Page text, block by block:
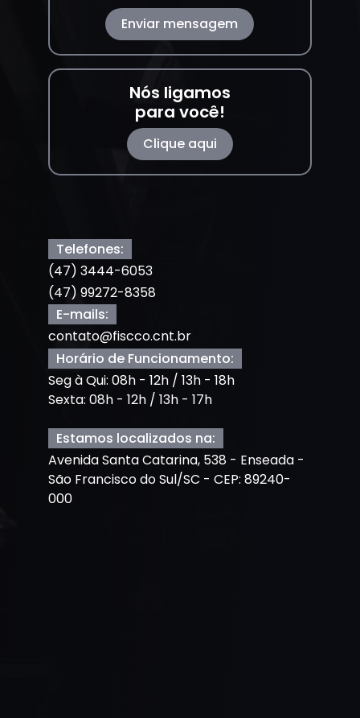
Enviar mensagem
Nós ligamos
para você!
Clique aqui
Telefones:
(47) 3444-6053
(47) 99272-8358
E-mails:
contato@fiscco.cnt.br
Horário de Funcionamento:
Seg à Qui: 08h - 12h / 13h - 18h
Sexta: 08h - 12h / 13h - 17h
Estamos localizados na:
Avenida Santa Catarina, 538 - Enseada -
São Francisco do Sul/SC - CEP: 89240-
000